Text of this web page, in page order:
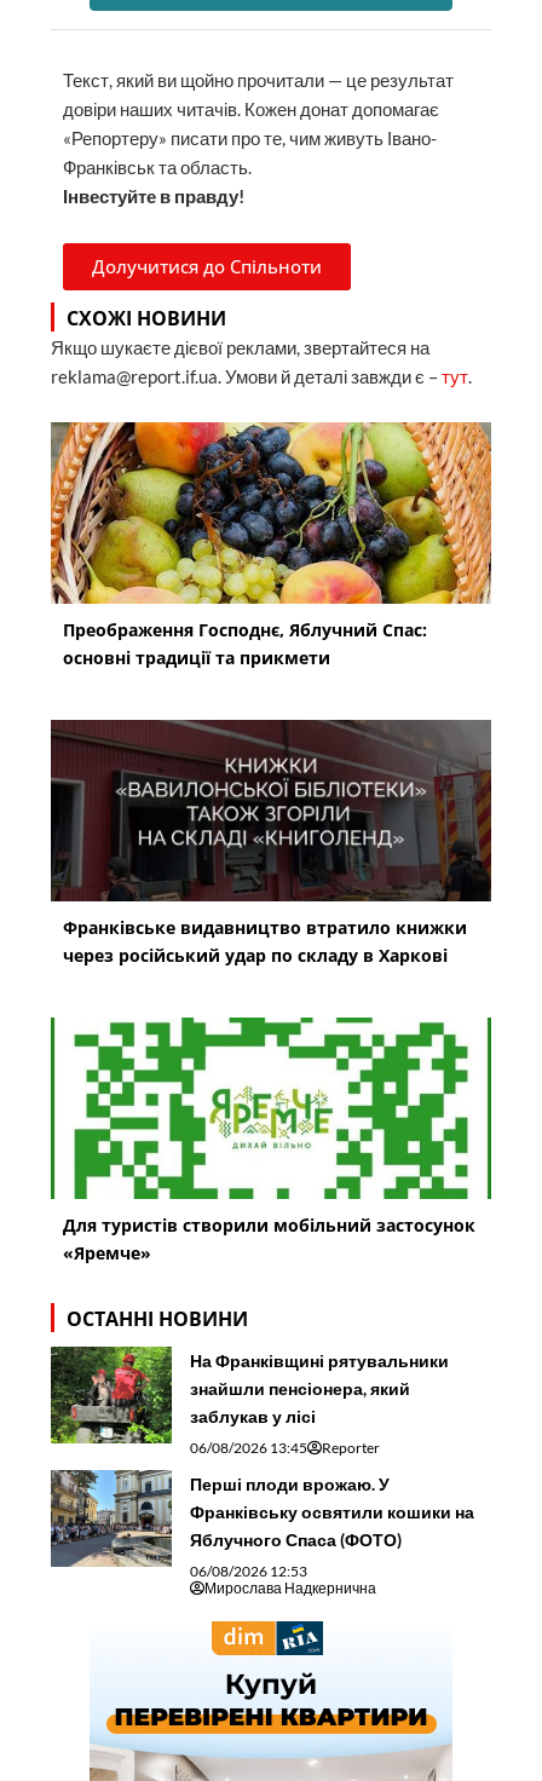
Текст, який ви щойно прочитали — це результат
довіри наших читачів. Кожен донат допомагає
«Репортеру» писати про те, чим живуть Івано-
Франківськ та область.
Інвестуйте в правду!
Долучитися до Спільноти
СХОЖІ НОВИНИ
Якщо шукаєте дієвої реклами, звертайтеся на
reklama@report.if.ua. Умови й деталі завжди є –тут.
Преображення Господнє, Яблучний Спас:
основні традиції та прикмети
Франківське видавництво втратило книжки
через російський удар по складу в Харкові
Для туристів створили мобільний застосунок
«Яремче»
ОСТАННІ НОВИНИ
На Франківщині рятувальники
знайшли пенсіонера, який
заблукав у лісі
06/08/2026 13:45 Reporter
Перші плоди врожаю. У
Франківську освятили кошики на
Яблучного Спаса (ФОТО)
06/08/2026 12:53
Мирослава Надкернична